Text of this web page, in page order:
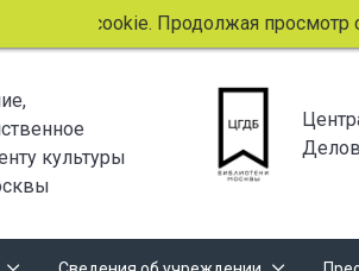
файлы cookie. Продолжая
культуры